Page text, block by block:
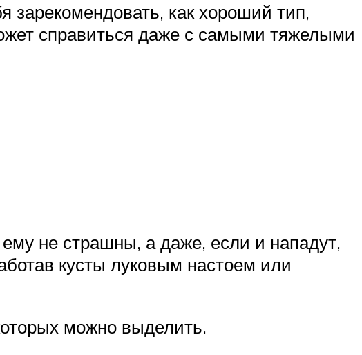
зарекомендовать, как хороший тип,
справиться даже с самыми тяжелыми
не страшны, а даже, если и нападут,
кусты луковым настоем или
можно выделить.